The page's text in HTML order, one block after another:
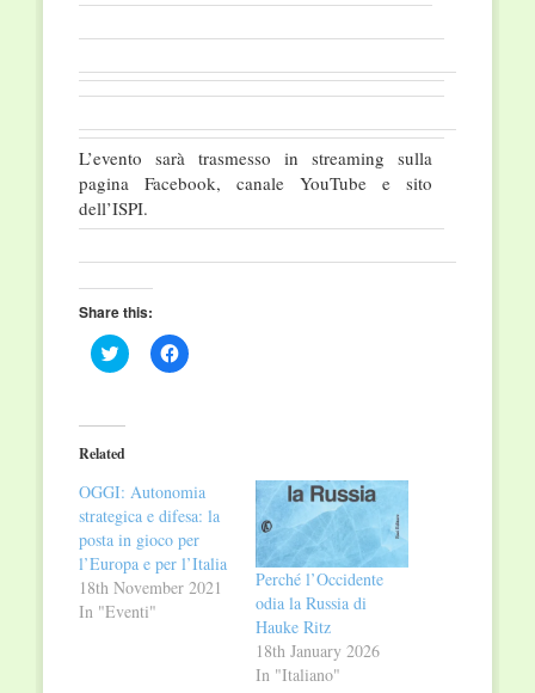
L’evento sarà trasmesso in streaming sulla
pagina Facebook, canale YouTube e sito
dell’ISPI.
Share this:
Click
to
(Opens
in
new
Click
to
Related
OGGI: Autonomia
strategica e difesa: la
posta in gioco per
l’Europa e per l’Italia
18th November 2021
In "Eventi"
Perché l’Occidente
odia la Russia di
Hauke Ritz
18th January 2026
In "Italiano"